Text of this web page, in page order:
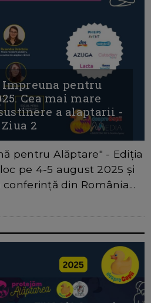
pentru
Cea mai mare
a alaptarii -
Ziua 2
pentru Alăptare" - Ediția
pe 4-5 august 2025 și
din România...